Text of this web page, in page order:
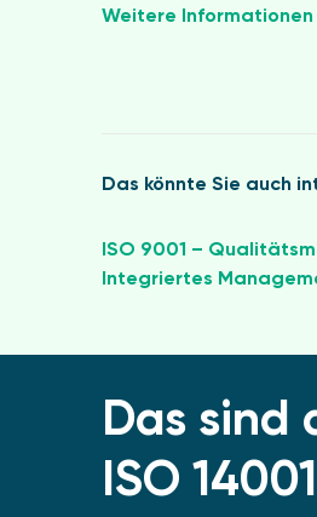
Weitere
Das könnte Sie auch
ISO 9001 –
Integriertes
Das sind
ISO 14001